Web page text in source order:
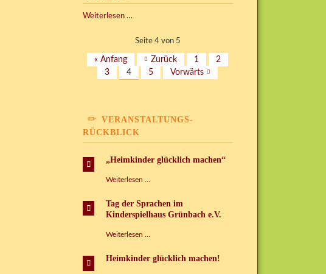
Weiterlesen …
lange
aufgebaut
Seite 4 von 5
« Anfang Zurück 1
2
3
4 5 Vorwärts
VERANSTALTUNGS-
RÜCKBLICK
„Heimkinder glücklich machen“
Weiterlesen …
machen“
Tag der Sprachen im
Kinderspielhaus Grünbach e.V.
Weiterlesen …
Sprachen
Heimkinder glücklich machen!